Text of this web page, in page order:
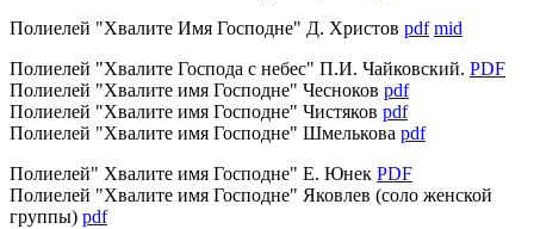
Полиелей "Хвалите Имя Господне" Д. Христов pdf mid
Полиелей "Хвалите Господа с небес" П.И. Чайковский. PDF
Полиелей "Хвалите имя Господне" Чесноков pdf
Полиелей "Хвалите имя Господне" Чистяков pdf
Полиелей "Хвалите имя Господне" Шмелькова pdf
Полиелей" Хвалите имя Господне" Е. Юнек PDF
Полиелей "Хвалите имя Господне" Яковлев (соло женской
группы) pdf